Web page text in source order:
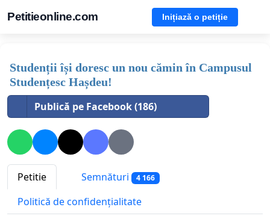
Petitieonline.com Inițiază o petiție
Studenții își doresc un nou cămin în Campusul
Studențesc Hașdeu!
Publică pe Facebook (186)
Petitie Semnături 4 166
Politică de confidențialitate